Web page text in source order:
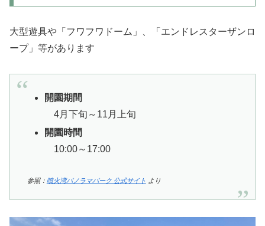
大型遊具や「フワフワドーム」、「エンドレスターザンロ
ープ」等があります
開園期間
4月下旬～11月上旬
開園時間
10:00～17:00
参照： 噴火湾パノラマパーク 公式サイト より